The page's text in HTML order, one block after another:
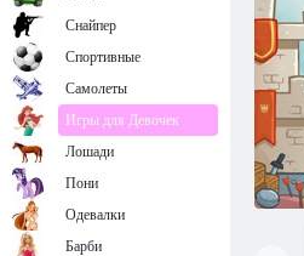
Снайпер
Спортивные
Самолеты
Игры для Девочек
Лошади
Пони
Одевалки
Барби